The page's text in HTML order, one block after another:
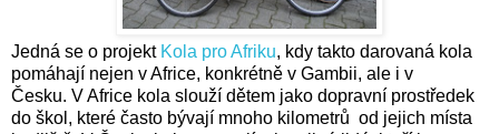
Jedná se o projekt Kola pro Afriku, kdy takto darovaná kola
pomáhají nejen v Africe, konkrétně v Gambii, ale i v
Česku. V Africe kola slouží dětem jako dopravní prostředek
do škol, které často bývají mnoho kilometrů od jejich místa